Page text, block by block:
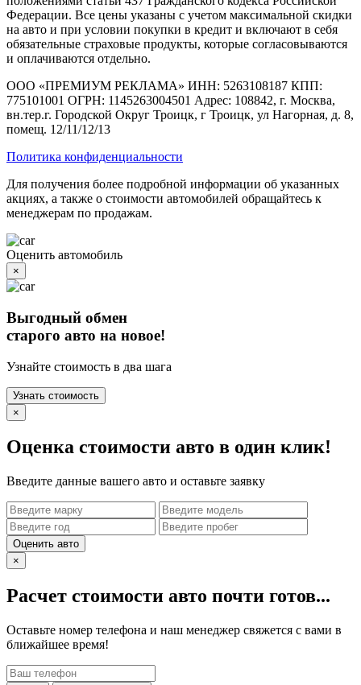
Федерации. Все цены указаны с учетом максимальной скидки
на авто и при условии покупки в кредит и включают в себя
обязательные страховые продукты, которые согласовываются
и оплачиваются отдельно.
ООО «ПРЕМИУМ РЕКЛАМА» ИНН: 5263108187 КПП:
775101001 ОГРН: 1145263004501 Адрес: 108842, г. Москва,
вн.тер.г. Городской Округ Троицк, г Троицк, ул Нагорная, д. 8,
помещ. 12/11/12/13
Политика конфиденциальности
Для получения более подробной информации об указанных
акциях, а также о стоимости автомобилей обращайтесь к
менеджерам по продажам.
Оценить автомобиль
×
Выгодный обмен
старого авто на новое!
Узнайте стоимость в два шага
Узнать стоимость
×
Оценка стоимости авто в один клик!
Введите данные вашего авто и оставьте заявку
Оценить авто
×
Расчет стоимости авто почти готов...
Оставьте номер телефона и наш менеджер свяжется с вами в
ближайшее время!